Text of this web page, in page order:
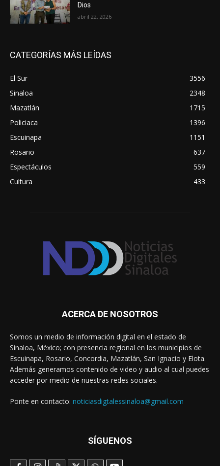
Dios
abril 22, 2026
CATEGORÍAS MÁS LEÍDAS
El Sur
3556
Sinaloa
2348
Mazatlán
1715
Policiaca
1396
Escuinapa
1151
Rosario
637
Espectáculos
559
Cultura
433
ACERCA DE NOSOTROS
Somos un medio de información digital en el estado de
Sinaloa, México; con presencia regional en los municipios de
Escuinapa, Rosario, Concordia, Mazatlán, San Ignacio y Elota.
Además generamos contenido de video y audio al cual puedes
acceder por medio de nuestras redes sociales.
Ponte en contacto: noticiasdigtalessinaloa@gmail.com
SÍGUENOS